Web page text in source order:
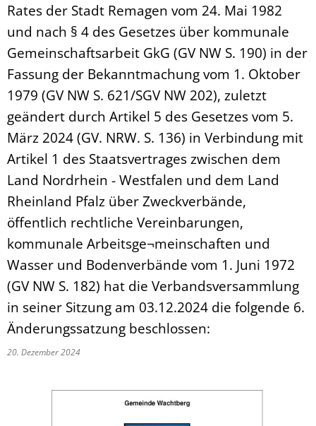
Rates der Stadt Remagen vom 24. Mai 1982
und nach § 4 des Gesetzes über kommunale
Gemeinschaftsarbeit GkG (GV NW S. 190) in der
Fassung der Bekanntmachung vom 1. Oktober
1979 (GV NW S. 621/SGV NW 202), zuletzt
geändert durch Artikel 5 des Gesetzes vom 5.
März 2024 (GV. NRW. S. 136) in Verbindung mit
Artikel 1 des Staatsvertrages zwischen dem
Land Nordrhein - Westfalen und dem Land
Rheinland Pfalz über Zweckverbände,
öffentlich rechtliche Vereinbarungen,
kommunale Arbeitsge¬meinschaften und
Wasser und Bodenverbände vom 1. Juni 1972
(GV NW S. 182) hat die Verbandsversammlung
in seiner Sitzung am 03.12.2024 die folgende 6.
Änderungssatzung beschlossen:
20. Dezember 2024